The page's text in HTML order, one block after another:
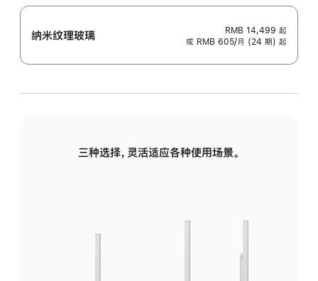
纳米纹理玻璃 RMB 14,499 起
或 RMB 605/月 (24 期) 起
三种选择，灵活适应各种使用场景。